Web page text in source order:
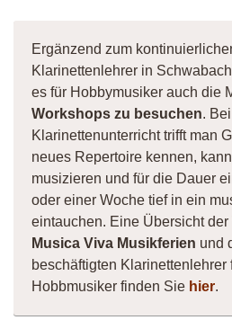
Ergänzend zum
Klarinettenlehrer in
es für Hobbymusiker auch die
Workshops zu besuchen.
Klarinettenunterricht trifft man
neues Repertoire kennen,
musizieren und für die Dauer
oder einer Woche tief in ein
eintauchen. Eine Übersicht
Musica Viva Musikferien und
beschäftigten Klarinettenlehrer
Hobbmusiker finden Sie hier.